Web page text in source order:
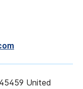
45459 United